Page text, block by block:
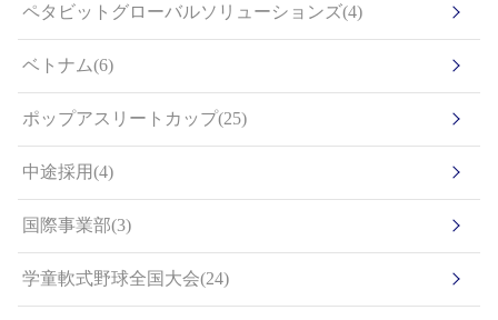
ペタビットグローバルソリューションズ(4)
ベトナム(6)
ポップアスリートカップ(25)
中途採用(4)
国際事業部(3)
学童軟式野球全国大会(24)